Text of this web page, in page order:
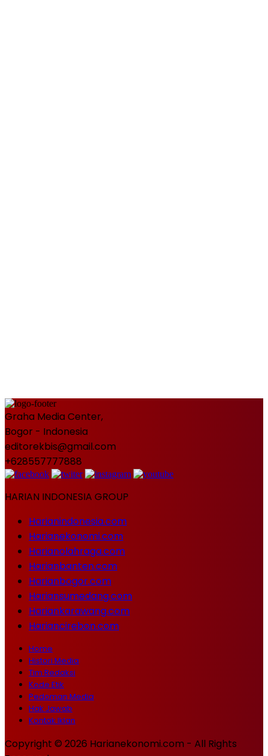
Graha Media Center,
Bogor - Indonesia
editorekbis@gmail.com
+628557777888
HARIAN INDONESIA GROUP
Harianindonesia.com
Harianekonomi.com
Harianolahraga.com
Harianbanten.com
Harianbogor.com
Hariansumedang.com
Hariankarawang.com
Hariancirebon.com
Home
Histori Media
Tim Redaksi
Kode Etik
Pedoman Media
Hak Jawab
Kontak Iklan
Copyright © 2026 Harianekonomi.com - All Rights